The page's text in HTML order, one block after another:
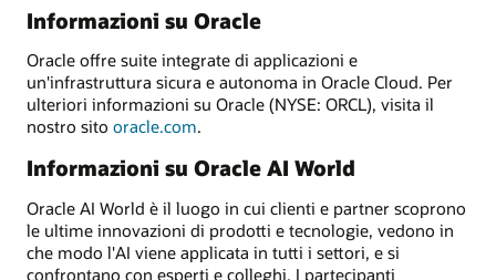
Informazioni su Oracle
Oracle offre suite integrate di applicazioni e
un'infrastruttura sicura e autonoma in Oracle Cloud. Per
ulteriori informazioni su Oracle (NYSE: ORCL), visita il
nostro sito oracle.com.
Informazioni su Oracle AI World
Oracle AI World è il luogo in cui clienti e partner scoprono
le ultime innovazioni di prodotti e tecnologie, vedono in
che modo l'AI viene applicata in tutti i settori, e si
confrontano con esperti e colleghi. I partecipanti